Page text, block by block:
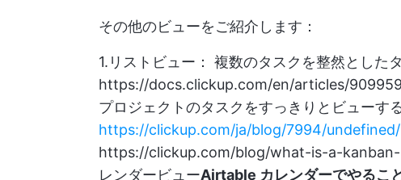
その他のビューをご紹介します：
1. リストビュー：
複数のタスクを整然とした
https://docs.clickup.com/en/articles/
プロジェクトのタスクをすっきりとビューす
https://clickup.com/ja/blog/7994/undefined/
https://clickup.com/blog/what-is-a-
レンダービューAirtable カレンダーでやるこ